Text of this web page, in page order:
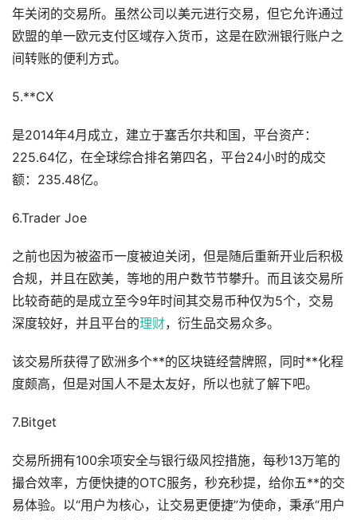
年关闭的交易所。虽然公司以美元进行交易，但它允许通过
欧盟的单一欧元支付区域存入货币，这是在欧洲银行账户之
间转账的便利方式。
5.**CX
是2014年4月成立，建立于塞舌尔共和国，平台资产：
225.64亿，在全球综合排名第四名，平台24小时的成交
额：235.48亿。
6.Trader Joe
之前也因为被盗币一度被迫关闭，但是随后重新开业后积极
合规，并且在欧美，等地的用户数节节攀升。而且该交易所
比较奇葩的是成立至今9年时间其交易币种仅为5个，交易
深度较好，并且平台的理财，衍生品交易众多。
该交易所获得了欧洲多个**的区块链经营牌照，同时**化程
度颇高，但是对国人不是太友好，所以也就了解下吧。
7.Bitget
交易所拥有100余项安全与银行级风控措施，每秒13万笔的
撮合效率，方便快捷的OTC服务，秒充秒提，给你五**的交
易体验。以“用户为核心，让交易更便捷”为使命，秉承“用户